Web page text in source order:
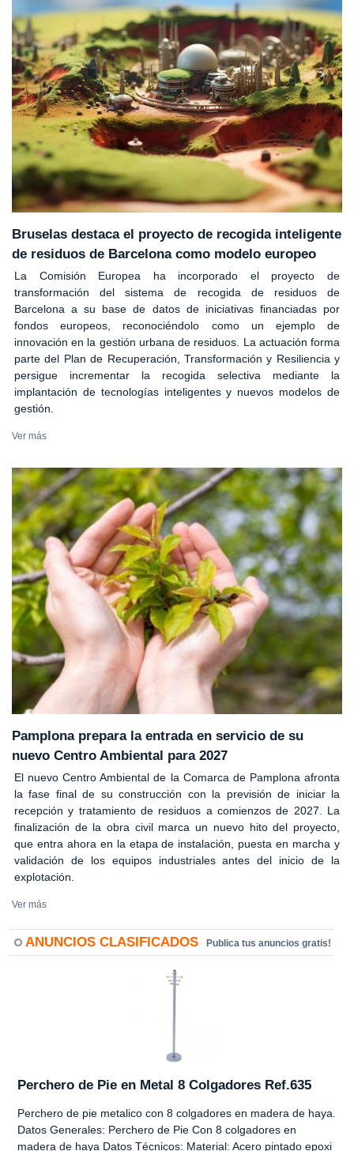
Bruselas destaca el proyecto de recogida inteligente
de residuos de Barcelona como modelo europeo
La Comisión Europea ha incorporado el proyecto de
transformación del sistema de recogida de residuos de
Barcelona a su base de datos de iniciativas financiadas por
fondos europeos, reconociéndolo como un ejemplo de
innovación en la gestión urbana de residuos. La actuación forma
parte del Plan de Recuperación, Transformación y Resiliencia y
persigue incrementar la recogida selectiva mediante la
implantación de tecnologías inteligentes y nuevos modelos de
gestión.
Ver más
Pamplona prepara la entrada en servicio de su
nuevo Centro Ambiental para 2027
El nuevo Centro Ambiental de la Comarca de Pamplona afronta
la fase final de su construcción con la previsión de iniciar la
recepción y tratamiento de residuos a comienzos de 2027. La
finalización de la obra civil marca un nuevo hito del proyecto,
que entra ahora en la etapa de instalación, puesta en marcha y
validación de los equipos industriales antes del inicio de la
explotación.
Ver más
ANUNCIOS CLASIFICADOS Publica tus anuncios gratis!
Perchero de Pie en Metal 8 Colgadores Ref.635
Perchero de pie metalico con 8 colgadores en madera de haya.
Datos Generales: Perchero de Pie Con 8 colgadores en
madera de haya Datos Técnicos: Material: Acero pintado epoxi